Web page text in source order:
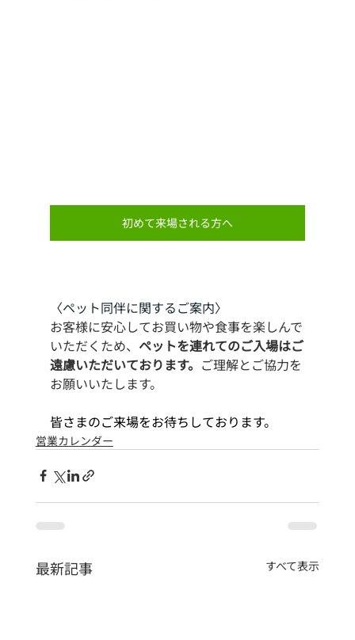
初めて来場される方へ
〈ペット同伴に関するご案内〉
お客様に安心してお買い物や食事を楽しんで
いただくため、 ペットを連れてのご入場はご
遠慮いただいております。 ご理解とご協力を
お願いいたします。
皆さまのご来場をお待ちしております。
営業カレンダー
最新記事 すべて表示